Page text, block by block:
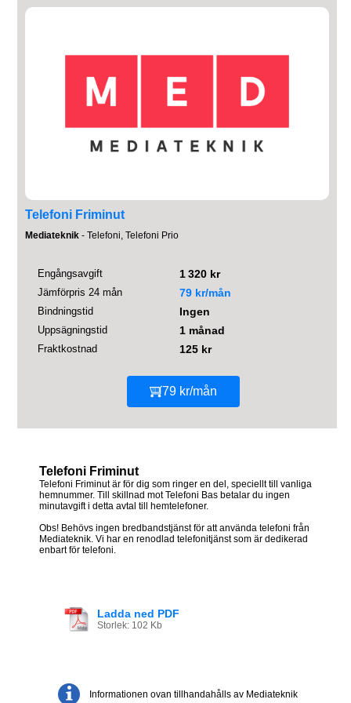
Telefoni Friminut
Mediateknik - Telefoni, Telefoni Prio
Engångsavgift 1 320 kr
Jämförpris 24 mån 79 kr/mån
Bindningstid Ingen
Uppsägningstid 1 månad
Fraktkostnad 125 kr
79 kr/mån
Telefoni Friminut
Telefoni Friminut är för dig som ringer en del, speciellt till vanliga
hemnummer. Till skillnad mot Telefoni Bas betalar du ingen
minutavgift i detta avtal till hemtelefoner.
Obs! Behövs ingen bredbandstjänst för att använda telefoni från
Mediateknik. Vi har en renodlad telefonitjänst som är dedikerad
enbart för telefoni.
Ladda ned PDF
Storlek: 102 Kb
Informationen ovan tillhandahålls av Mediateknik